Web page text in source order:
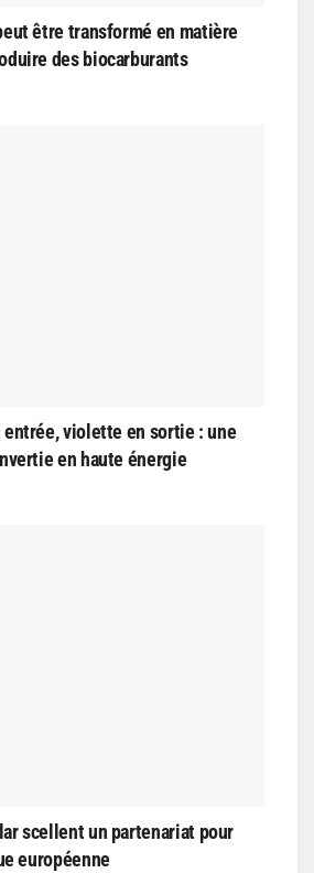
être transformé en matière
des biocarburants
violette en sortie : une
en haute énergie
scellent un partenariat pour
européenne